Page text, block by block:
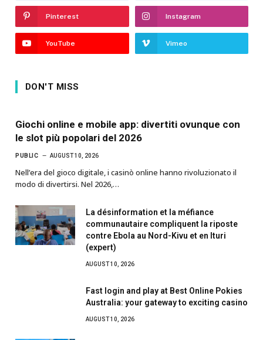
Pinterest Instagram
YouTube Vimeo
DON'T MISS
Giochi online e mobile app: divertiti ovunque con
le slot più popolari del 2026
PUBLIC AUGUST 10, 2026
Nell’era del gioco digitale, i casinò online hanno rivoluzionato il
modo di divertirsi. Nel 2026,…
La désinformation et la méfiance
communautaire compliquent la riposte
contre Ebola au Nord-Kivu et en Ituri
(expert)
AUGUST 10, 2026
Fast login and play at Best Online Pokies
Australia: your gateway to exciting casino
AUGUST 10, 2026